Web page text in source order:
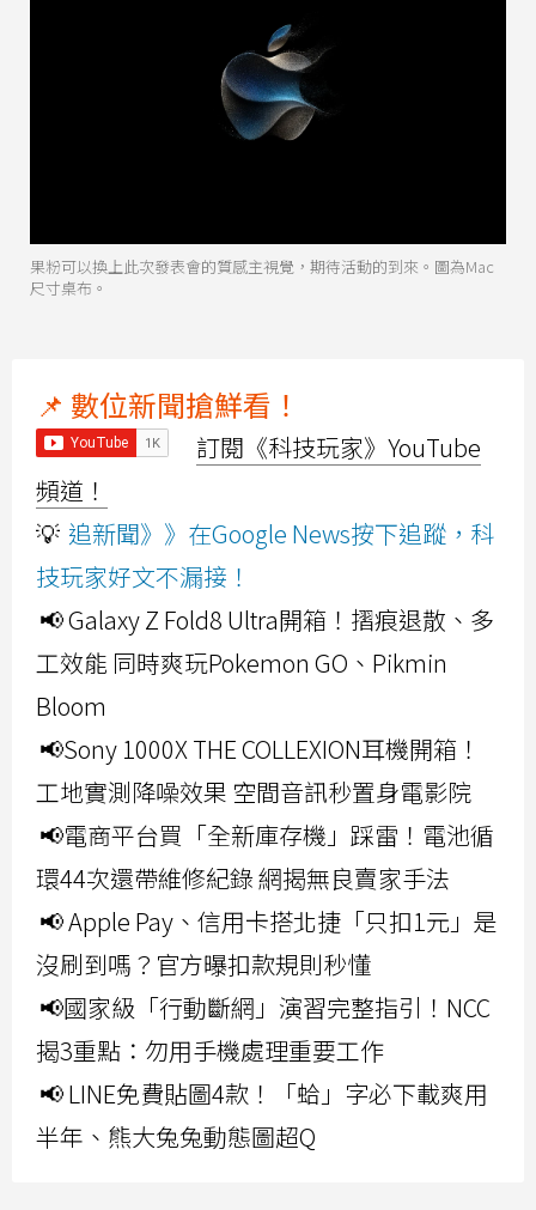
果粉可以換上此次發表會的質感主視覺，期待活動的到來。圖為Mac
尺寸桌布。
📌 數位新聞搶鮮看！
訂閱《科技玩家》YouTube
頻道！
💡 追新聞》》在Google News按下追蹤，科
技玩家好文不漏接！
📢 Galaxy Z Fold8 Ultra開箱！摺痕退散、多
工效能 同時爽玩Pokemon GO、Pikmin
Bloom
📢Sony 1000X THE COLLEXION耳機開箱！
工地實測降噪效果 空間音訊秒置身電影院
📢電商平台買「全新庫存機」踩雷！電池循
環44次還帶維修紀錄 網揭無良賣家手法
📢 Apple Pay、信用卡搭北捷「只扣1元」是
沒刷到嗎？官方曝扣款規則秒懂
📢國家級「行動斷網」演習完整指引！NCC
揭3重點：勿用手機處理重要工作
📢 LINE免費貼圖4款！「蛤」字必下載爽用
半年、熊大兔兔動態圖超Q